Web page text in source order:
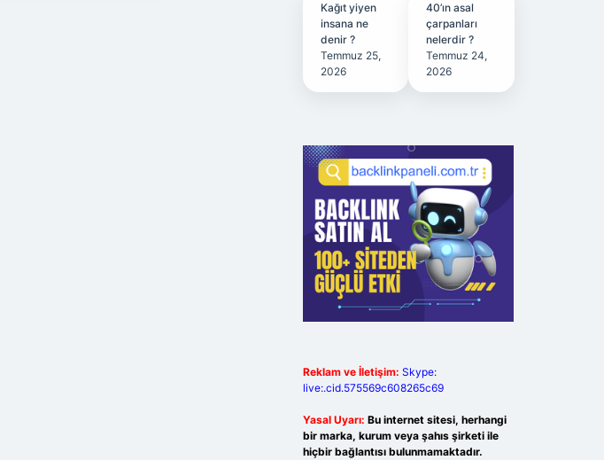
Kağıt yiyen
insana ne
denir ?
Temmuz 25,
2026
40’ın asal
çarpanları
nelerdir ?
Temmuz 24,
2026
Reklam ve İletişim: Skype:
live:.cid.575569c608265c69
Yasal Uyarı: Bu internet sitesi, herhangi
bir marka, kurum veya şahıs şirketi ile
hiçbir bağlantısı bulunmamaktadır.